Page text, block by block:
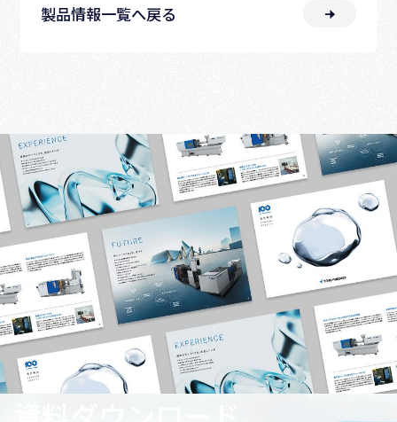
製品情報一覧へ戻る